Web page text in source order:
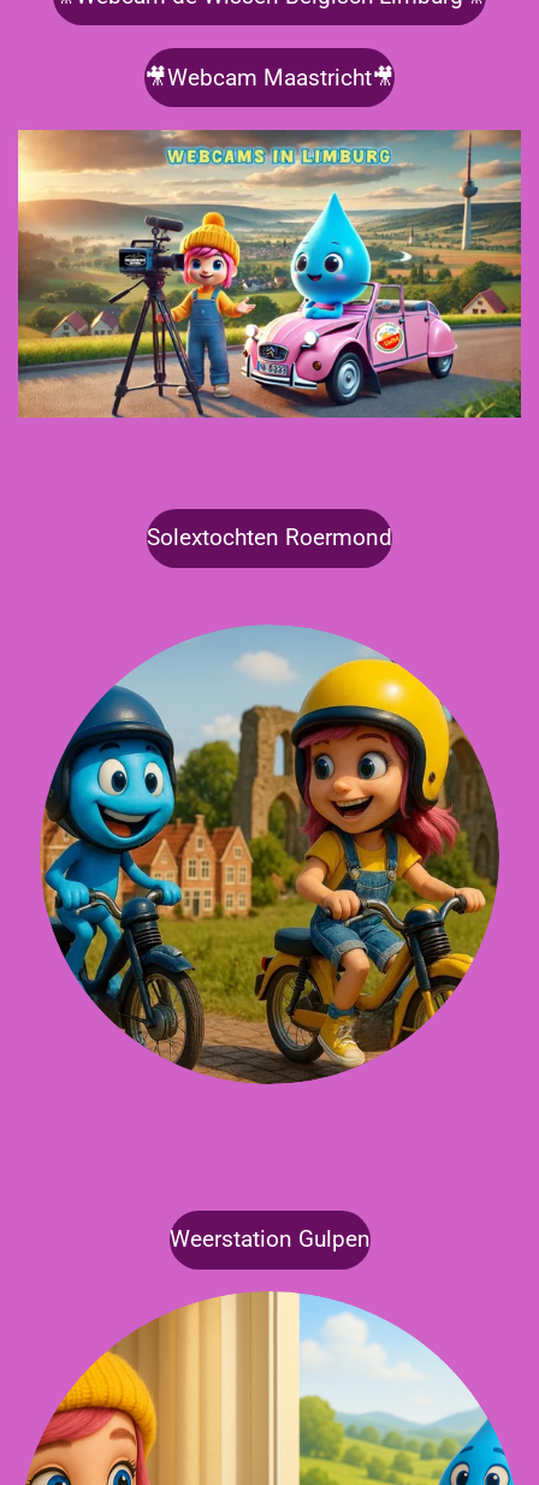
🎥Webcam Maastricht🎥
Solextochten Roermond
Weerstation Gulpen